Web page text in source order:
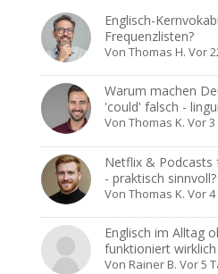
Englisch-
Frequenzlisten?
VonThomas H. Vor
Warum machen
'could' falsch -
VonThomas K. Vor
Netflix & Podcasts
- praktisch sinnvoll?
VonThomas K. Vor
Englisch im Alltag
funktioniert
Von Rainer B. Vor 5